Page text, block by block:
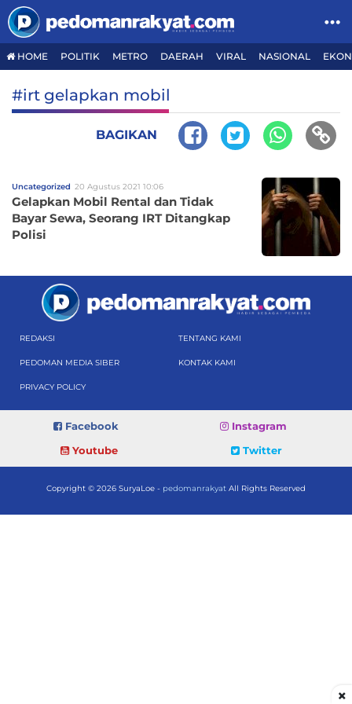
HOME POLITIK METRO DAERAH VIRAL NASIONAL
#irt gelapkan mobil
BAGIKAN
Uncategorized 20 Agustus 2021 10:06
Gelapkan Mobil Rental dan Tidak
Bayar Sewa, Seorang IRT Ditangkap
Polisi
REDAKSI TENTANG KAMI
PEDOMAN MEDIA SIBER KONTAK KAMI
PRIVACY POLICY
Facebook
Instagram
Youtube
Twitter
Copyright © 2026 SuryaLoe - pedomanrakyat All Rights Reserved
×